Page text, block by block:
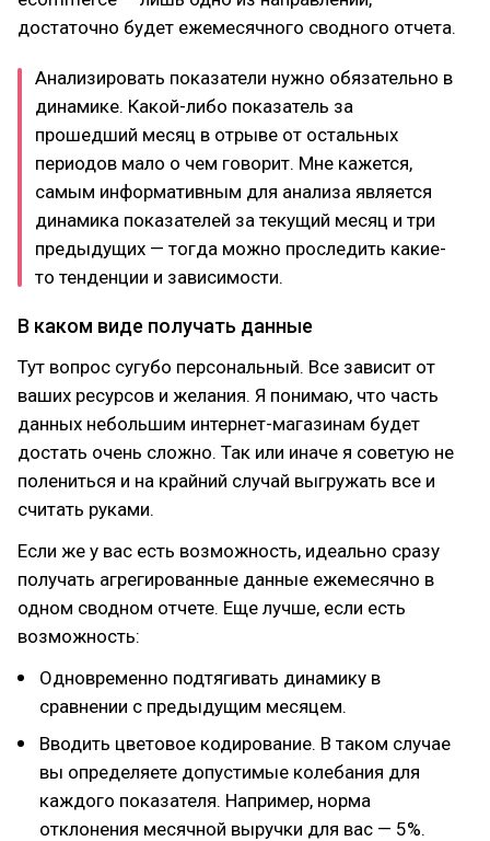
достаточно будет ежемесячного сводного отчета.
Анализировать показатели нужно обязательно в
динамике. Какой-либо показатель за
прошедший месяц в отрыве от остальных
периодов мало о чем говорит. Мне кажется,
самым информативным для анализа является
динамика показателей за текущий месяц и три
предыдущих — тогда можно проследить какие-
то тенденции и зависимости.
В каком виде получать данные
Тут вопрос сугубо персональный. Все зависит от
ваших ресурсов и желания. Я понимаю, что часть
данных небольшим интернет-магазинам будет
достать очень сложно. Так или иначе я советую не
полениться и на крайний случай выгружать все и
считать руками.
Если же у вас есть возможность, идеально сразу
получать агрегированные данные ежемесячно в
одном сводном отчете. Еще лучше, если есть
возможность:
Одновременно подтягивать динамику в
сравнении с предыдущим месяцем.
Вводить цветовое кодирование. В таком случае
вы определяете допустимые колебания для
каждого показателя. Например, норма
отклонения месячной выручки для вас — 5%.